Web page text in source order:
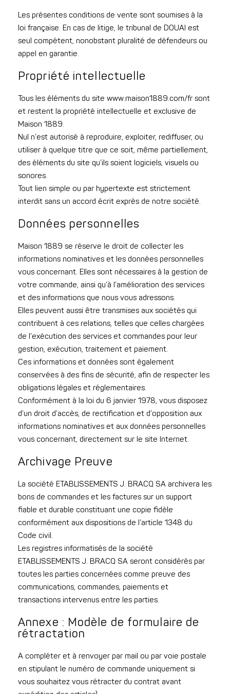
Les présentes conditions de vente sont soumises à la
loi française. En cas de litige, le tribunal de DOUAI est
seul compétent, nonobstant pluralité de défendeurs ou
appel en garantie.
Propriété intellectuelle
Tous les éléments du site www.maison1889.com/fr sont
et restent la propriété intellectuelle et exclusive de
Maison 1889.
Nul n’est autorisé à reproduire, exploiter, rediffuser, ou
utiliser à quelque titre que ce soit, même partiellement,
des éléments du site qu’ils soient logiciels, visuels ou
sonores.
Tout lien simple ou par hypertexte est strictement
interdit sans un accord écrit exprès de notre société.
Données personnelles
Maison 1889 se réserve le droit de collecter les
informations nominatives et les données personnelles
vous concernant. Elles sont nécessaires à la gestion de
votre commande, ainsi qu’à l’amélioration des services
et des informations que nous vous adressons.
Elles peuvent aussi être transmises aux sociétés qui
contribuent à ces relations, telles que celles chargées
de l’exécution des services et commandes pour leur
gestion, exécution, traitement et paiement.
Ces informations et données sont également
conservées à des fins de sécurité, afin de respecter les
obligations légales et réglementaires.
Conformément à la loi du 6 janvier 1978, vous disposez
d’un droit d’accès, de rectification et d’opposition aux
informations nominatives et aux données personnelles
vous concernant, directement sur le site Internet.
Archivage Preuve
La société ETABLISSEMENTS J. BRACQ SA archivera les
bons de commandes et les factures sur un support
fiable et durable constituant une copie fidèle
conformément aux dispositions de l’article 1348 du
Code civil.
Les registres informatisés de la société
ETABLISSEMENTS J. BRACQ SA seront considérés par
toutes les parties concernées comme preuve des
communications, commandes, paiements et
transactions intervenus entre les parties.
Annexe : Modèle de formulaire de
rétractation
A compléter et à renvoyer par mail ou par voie postale
en stipulant le numéro de commande uniquement si
vous souhaitez vous rétracter du contrat avant